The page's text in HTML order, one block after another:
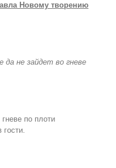
Новому творению
да не зайдет во гневе
по плоти